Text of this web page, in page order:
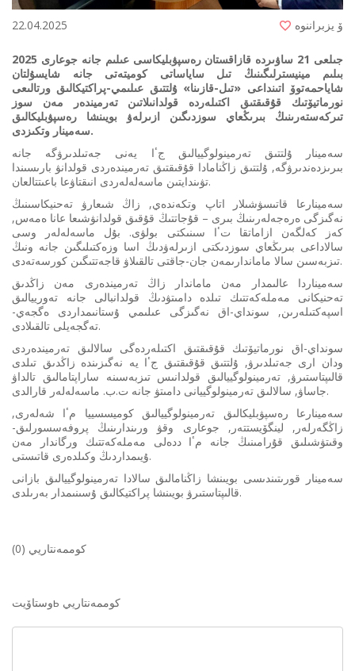
22.04.2025 ۆ يزبراننوە
2025 جىلعى 21 ساۋىردە قازاقستان رەسپۋبليكاسى عىلىم جانە جوعارى
بىلىم مينيسترلىگىنىڭ تىل ساياساتى كوميتەتى جانە شايسۇلتان
شاياحمەتوۆ اتىنداعى «تىل-قازىنا» ۇلتتىق عىلىمي-پراكتيكالىق ورتالىعى
نورماتيۆتىك قۇقىقتىق اكتىلەردە قولدانىلاتىن تەرميندەر مەن سوز
تىركەستەرىنىڭ بىرىڭعاي سوزدىگىن ازىرلەۋ بويىنشا رەسپۋبليكالىق
سەمينار وتكىزدى.
سەمينار ۇلتتىق تەرمينولوگييالىق جٴا يەنى جەتىلدىرۋگە جانە
بىرىزدەندىرۋگە, ۇلتتىق زاڭنامادا قۇقىقتىق تەرميندەردى قولدانۋ بارىسىندا
تۋىندايتىن ماسەلەلەردى انىقتاۋعا باعىتتالعان.
سەمينارعا قاتىسۋشىلار اتاپ وتكەندەي, زاڭ شىعارۋ تەحنيكاسىنىڭ
نەگىزگى ەرەجەلەرىنىڭ بىرى – قۇجاتتىڭ قۇقىق قولدانۋشىعا عانا ەمەس,
كەز كەلگەن ازاماتقا تٴا سىنىكتى بولۋى. بۇل ماسەلەلەر وسى
سالاداعى بىرىڭعاي سوزدىكتى ازىرلەۋدىڭ اسا وزەكتىلىگىن جانە ونىڭ
تىزبەسىن سالا ماماندارىمەن جان-جاقتى تالقىلاۋ قاجەتتىگىن كورسەتەدى.
سەميناردا عالىمدار مەن ماماندار زاڭ تەرميندەرى مەن زاڭدىق
تەحنيكانى مەملەكەتتىك تىلدە دامىتۋدىڭ قولدانبالى جانە تەورييالىق
اسپەكتىلەرىن, سونداي-اق نەگىزگى عىلىمي ۇستانىمداردى ەگجەي-
تەگجەيلى تالقىلادى.
سونداي-اق نورماتيۆتىك قۇقىقتىق اكتىلەردەگى سالالىق تەرميندەردى
ودان ارى جەتىلدىرۋ, ۇلتتىق قۇقىقتىق جٴا يە نەگىزىندە زاڭدىق تىلدى
قالىپتاستىرۋ, تەرمينولوگييالىق قولدانىس تىزبەسىنە ساراپتامالىق تالداۋ
جاساۋ, سالالىق تەرمينولوگييانى دامىتۋ جانە ت.ب. ماسەلەلەر قارالدى.
سەمينارعا رەسپۋبليكالىق تەرمينولوگييالىق كوميسسييا مٴا شەلەرى,
زاڭگەرلەر, لينگۆيستتەر, جوعارى وقۋ ورىندارىنىڭ پروفەسسورلىق-
وقىتۋشىلىق قۇرامىنىڭ جانە مٴا ددەلى مەملەكەتتىك ورگاندار مەن
ۇيىمداردىڭ وكىلدەرى قاتىستى.
سەمينار قورىتىندىسى بويىنشا زاڭنامالىق سالادا تەرمينولوگييالىق بازانى
قالىپتاستىرۋ بويىنشا پراكتيكالىق ۇسىنىمدار بەرىلدى.
كوممەنتاريي (0)
وستاۆيتь كوممەنتاريي